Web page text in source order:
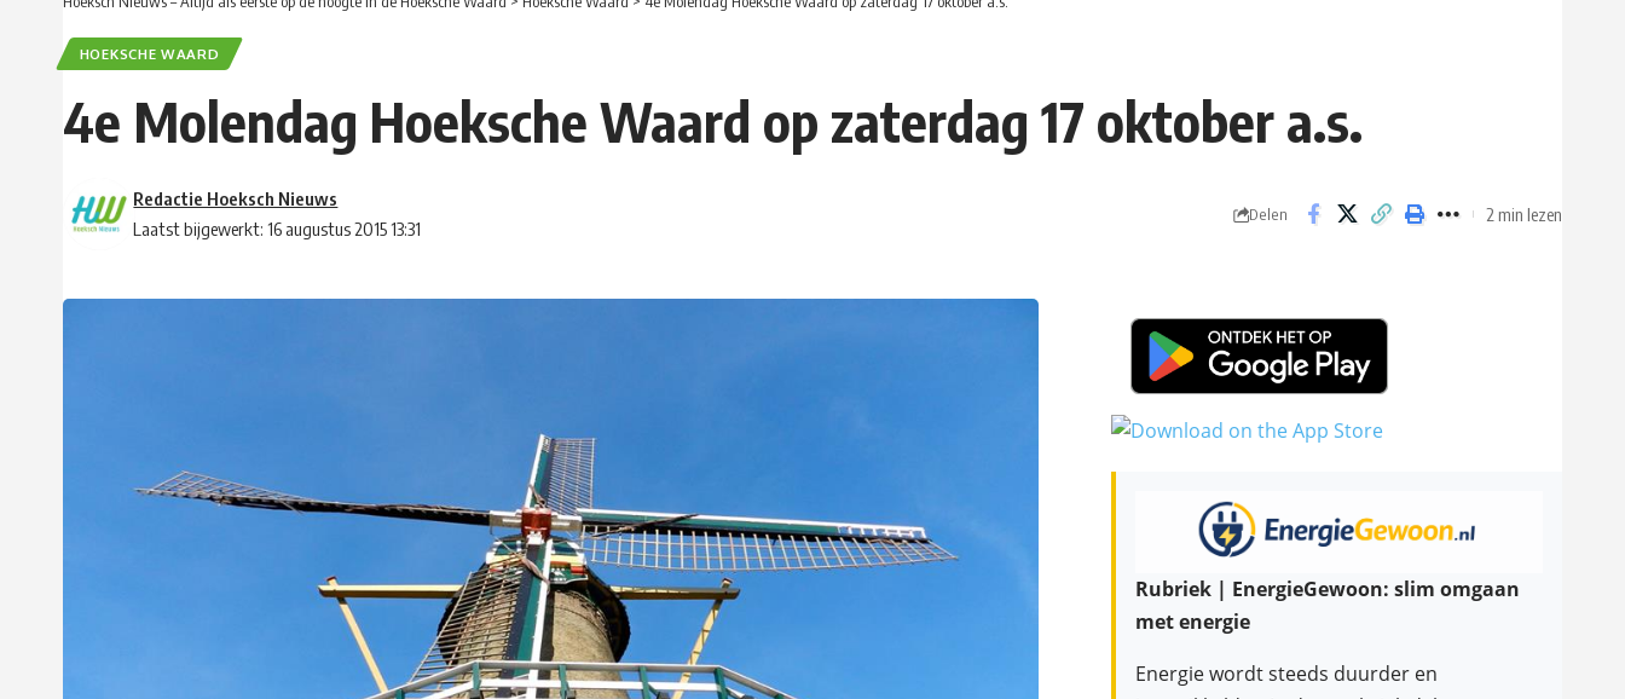
HOEKSCHE WAARD
4e Molendag Hoeksche Waard op zaterdag 17 oktober a.s.
Laatst bijgewerkt: 16 augustus 2015 13:31
Redactie Hoeksch Nieuws
Delen 2 min lezen
Rubriek | EnergieGewoon: slim omgaan
met energie
Energie wordt steeds duurder en